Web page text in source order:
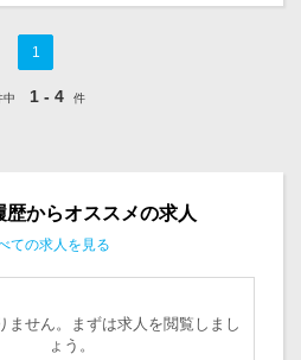
1
中 1 - 4 件
歴からオススメの求人
ての求人を見る
ません。まずは求人を閲覧しまし
ょう。